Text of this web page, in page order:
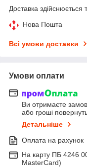
Доставка здійснюється
Нова Пошта
Всі умови доставки
Умови оплати
Ви отримаєте
або гроші
Детальніше
Оплата на рахунок
На карту ПБ 4246
MasterCard)